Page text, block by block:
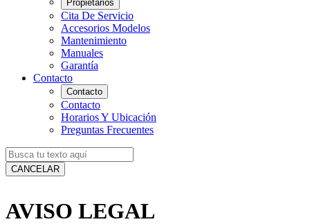
Propietarios
Cita De Servicio
Accesorios Modelos
Mantenimiento
Manuales
Garantía
Contacto
Contacto
Contacto
Horarios Y Ubicación
Preguntas Frecuentes
CANCELAR
AVISO LEGAL